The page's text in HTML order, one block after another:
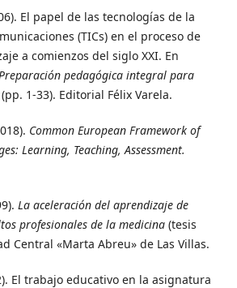
El papel de las tecnologías de la
(TICs) en el proceso de
a comienzos del siglo XXI. En
pedagógica integral para
1-33). Editorial Félix Varela.
Common European Framework of
Learning, Teaching, Assessment.
La aceleración del aprendizaje de
profesionales de la medicina(tesis
Central «Marta Abreu» de Las Villas.
El trabajo educativo en la asignatura